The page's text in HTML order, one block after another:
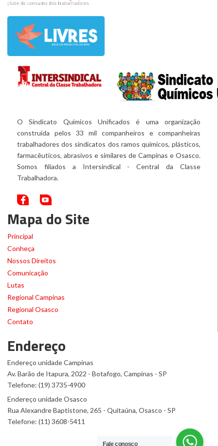
O Sindicato Químicos Unificados é uma organização
construída pelos 33 mil companheiros e companheiras
trabalhadores dos sindicatos dos ramos químicos, plásticos,
farmacêuticos, abrasivos e similares de Campinas e Osasco.
Somos filiados a Intersindical - Central da Classe
Trabalhadora.
Mapa do Site
Principal
Conheça
Nossos Direitos
Comunicação
Lutas
Regional Campinas
Regional Osasco
Contato
Endereço
Endereço unidade Campinas
Av. Barão de Itapura, 2022 - Botafogo, Campinas - SP
Telefone: (19) 3735-4900
Endereço unidade Osasco
Rua Alexandre Baptistone, 265 - Quitaúna, Osasco - SP
Telefone: (11) 3608-5411
Fale conosco